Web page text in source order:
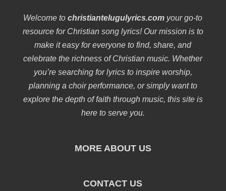
Welcome tochristiantelugulyrics.com your go-to
resource for Christian song lyrics! Our mission is to
make it easy for everyone to find, share, and
celebrate the richness of Christian music. Whether
you’re searching for lyrics to inspire worship,
planning a choir performance, or simply want to
explore the depth of faith through music, this site is
here to serve you.
MORE ABOUT US
CONTACT US